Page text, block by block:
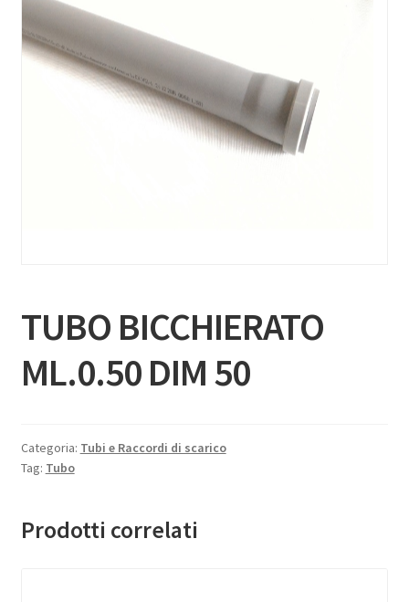
Registrati
TUBO BICCHIERATO
ML.0.50 DIM 50
Categoria: Tubi e Raccordi di scarico
Tag: Tubo
Prodotti correlati